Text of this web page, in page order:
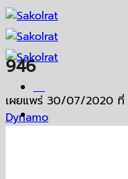
ข้าม
ไป
ยัง
เนื้อหา
เมนู
หน้าหลัก
ร้านค้า
946
เผยแพร่ 30/07/2020 ที่
Dynamo